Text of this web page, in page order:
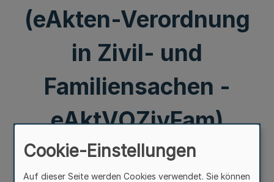
(eAkten-Verordnung
in Zivil- und
Familiensachen -
eAktVOZivFam)
Cookie-Einstellungen
Auf dieser Seite werden Cookies verwendet. Sie können